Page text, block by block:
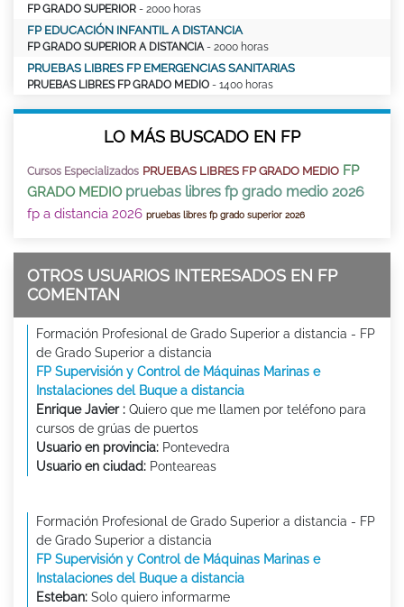
FP GRADO SUPERIOR - 2000 horas
FP EDUCACIÓN INFANTIL A DISTANCIA
FP GRADO SUPERIOR A DISTANCIA - 2000 horas
PRUEBAS LIBRES FP EMERGENCIAS SANITARIAS
PRUEBAS LIBRES FP GRADO MEDIO - 1400 horas
LO MÁS BUSCADO EN FP
Cursos Especializados PRUEBAS LIBRES FP GRADO MEDIO FP
GRADO MEDIO pruebas libres fp grado medio 2026
fp a distancia 2026 pruebas libres fp grado superior 2026
OTROS USUARIOS INTERESADOS EN FP
COMENTAN
Formación Profesional de Grado Superior a distancia - FP
de Grado Superior a distancia
FP Supervisión y Control de Máquinas Marinas e
Instalaciones del Buque a distancia
Enrique Javier : Quiero que me llamen por teléfono para
cursos de grúas de puertos
Usuario en provincia: Pontevedra
Usuario en ciudad: Ponteareas
Formación Profesional de Grado Superior a distancia - FP
de Grado Superior a distancia
FP Supervisión y Control de Máquinas Marinas e
Instalaciones del Buque a distancia
Esteban: Solo quiero informarme